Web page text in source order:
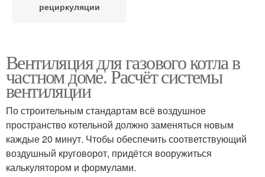
рециркуляции
Вентиляция для газового котла в
частном доме. Расчёт системы
вентиляции
По строительным стандартам всё воздушное
пространство котельной должно заменяться новым
каждые 20 минут. Чтобы обеспечить соответствующий
воздушный круговорот, придётся вооружиться
калькулятором и формулами.